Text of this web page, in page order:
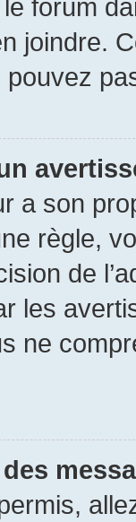
forum
joindre.
a son
règle,
de
les
ne